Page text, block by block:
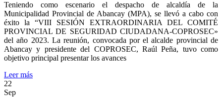
Teniendo como escenario el despacho de alcaldía de la
Municipalidad Provincial de Abancay (MPA), se llevó a cabo con
éxito la “VIII SESIÓN EXTRAORDINARIA DEL COMITÉ
PROVINCIAL DE SEGURIDAD CIUDADANA-COPROSEC»
del año 2023. La reunión, convocada por el alcalde provincial de
Abancay y presidente del COPROSEC, Raúl Peña, tuvo como
objetivo principal presentar los avances
Leer más
22
Sep